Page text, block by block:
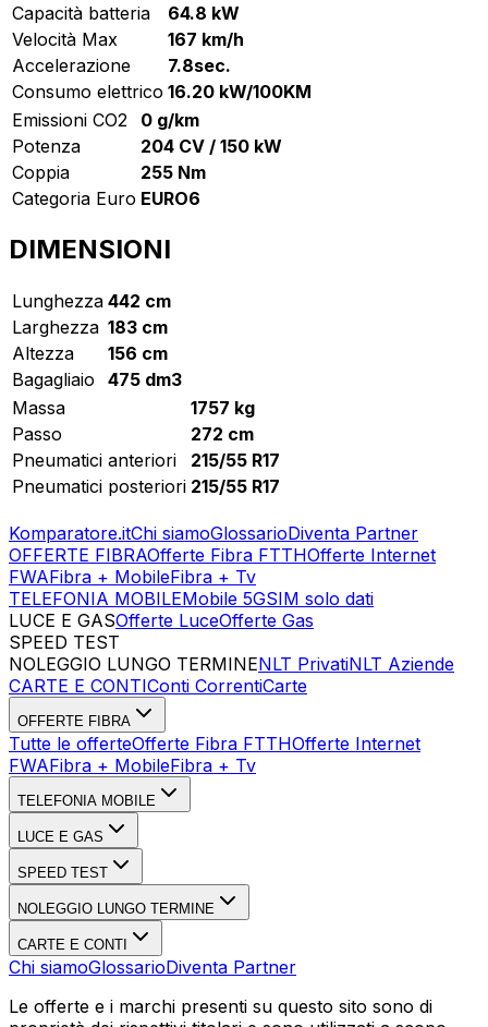
Capacità batteria
64.8 kW
Velocità Max
167 km/h
Accelerazione
7.8sec.
Consumo elettrico 16.20 kW/100KM
Emissioni CO2
0 g/km
Potenza
204 CV / 150 kW
Coppia
255 Nm
Categoria Euro EURO6
DIMENSIONI
Lunghezza 442 cm
Larghezza 183 cm
Altezza
156 cm
Bagagliaio
475 dm3
Massa
1757 kg
Passo
272 cm
Pneumatici anteriori
215/55 R17
Pneumatici posteriori 215/55 R17
Komparatore.itChi siamoGlossarioDiventa Partner
OFFERTE FIBRAOfferte Fibra FTTHOfferte Internet
FWAFibra + MobileFibra + Tv
TELEFONIA MOBILEMobile 5GSIM solo dati
LUCE E GASOfferte LuceOfferte Gas
SPEED TEST
NOLEGGIO LUNGO TERMINENLT PrivatiNLT Aziende
CARTE E CONTIConti CorrentiCarte
OFFERTE FIBRA
Tutte le offerteOfferte Fibra FTTHOfferte Internet
FWAFibra + MobileFibra + Tv
TELEFONIA MOBILE
LUCE E GAS
SPEED TEST
NOLEGGIO LUNGO TERMINE
CARTE E CONTI
Chi siamoGlossarioDiventa Partner
Le offerte e i marchi presenti su questo sito sono di